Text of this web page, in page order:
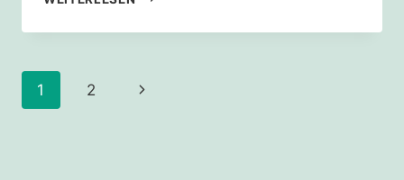
(KLIMAZEITSTRAHL)
AMTSGERICHT
Seitennavigation
1 2
Nächste